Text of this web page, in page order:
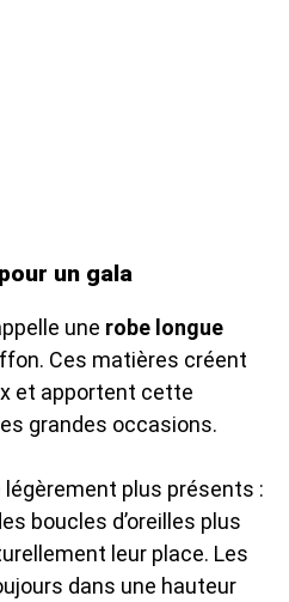
un gala
une robe longue
Ces matières créent
et apportent cette
grandes occasions.
plus présents :
boucles d’oreilles plus
leur place. Les
dans une hauteur